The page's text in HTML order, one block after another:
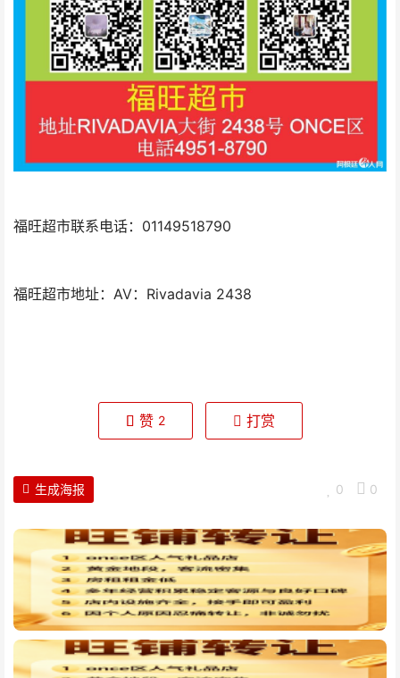
福旺超市联系电话：01149518790
福旺超市地址：AV：Rivadavia 2438
赞 2 打赏
0 0
生成海报